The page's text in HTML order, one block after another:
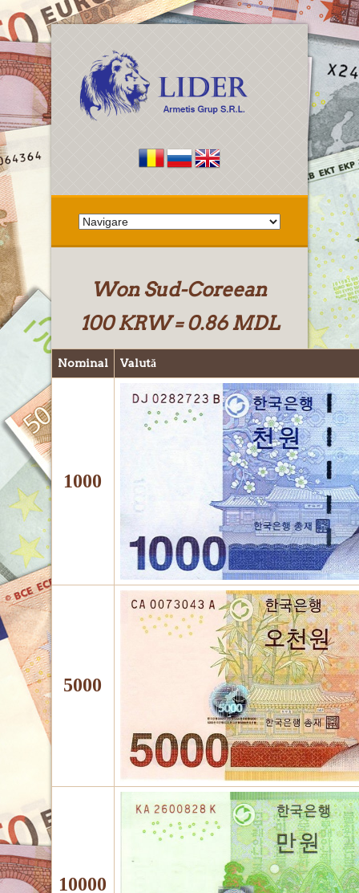
Won Sud-Coreean
100 KRW = 0.86 MDL
Nominal Valută
1000
5000
10000